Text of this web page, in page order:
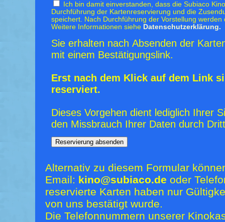
Ich bin damit einverstanden, dass die Subiaco
Durchführung der Kartenreservierung und die
speichert. Nach Durchführung der Vorstellung
Weitere Informationen siehe Datenschutzerklärung.
Sie erhalten nach Absenden der
mit einem Bestätigungslink.
Erst nach dem Klick auf dem Link
reserviert.
Dieses Vorgehen dient lediglich Ihrer
den Missbrauch Ihrer Daten durch
Alternativ zu diesem Formular
Email: kino@subiaco.de oder
reservierte Karten haben nur
von uns bestätigt wurde.
Die Telefonnummern unserer